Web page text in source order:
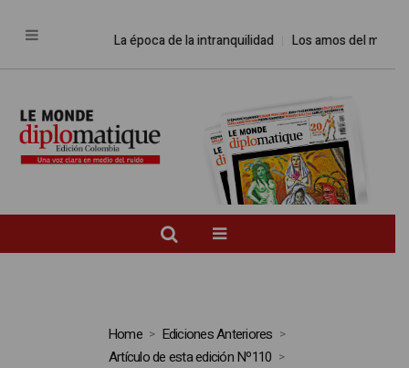
La época de la intranquilidad Los amos del mundo
Home
Ediciones Anteriores
Artículo de esta edición Nº110